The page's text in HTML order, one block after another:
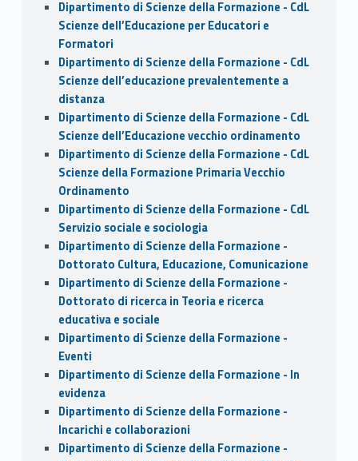
Dipartimento di Scienze della Formazione - CdL
Scienze dell’Educazione per Educatori e
Formatori
Dipartimento di Scienze della Formazione - CdL
Scienze dell’educazione prevalentemente a
distanza
Dipartimento di Scienze della Formazione - CdL
Scienze dell’Educazione vecchio ordinamento
Dipartimento di Scienze della Formazione - CdL
Scienze della Formazione Primaria Vecchio
Ordinamento
Dipartimento di Scienze della Formazione - CdL
Servizio sociale e sociologia
Dipartimento di Scienze della Formazione -
Dottorato Cultura, Educazione, Comunicazione
Dipartimento di Scienze della Formazione -
Dottorato di ricerca in Teoria e ricerca
educativa e sociale
Dipartimento di Scienze della Formazione -
Eventi
Dipartimento di Scienze della Formazione - In
evidenza
Dipartimento di Scienze della Formazione -
Incarichi e collaborazioni
Dipartimento di Scienze della Formazione -